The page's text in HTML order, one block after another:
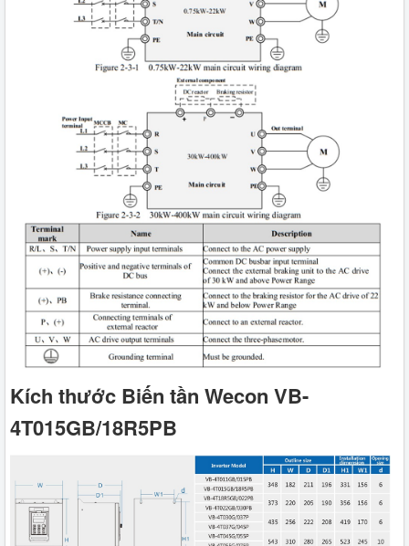
Kích thước Biến tần Wecon VB-
4T015GB/18R5PB